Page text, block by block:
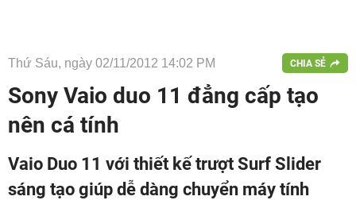
Thứ Sáu, ngày 02/11/2012 14:02 PM CHIA SẺ
Sony Vaio duo 11 đẳng cấp tạo
nên cá tính
Vaio Duo 11 với thiết kế trượt Surf Slider
sáng tạo giúp dễ dàng chuyển máy tính